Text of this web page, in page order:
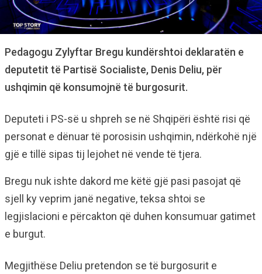
Pedagogu Zylyftar Bregu kundërshtoi deklaratën e
deputetit të Partisë Socialiste, Denis Deliu, për
ushqimin që konsumojnë të burgosurit.
Deputeti i PS-së u shpreh se në Shqipëri është risi që
personat e dënuar të porosisin ushqimin, ndërkohë një
gjë e tillë sipas tij lejohet në vende të tjera.
Bregu nuk ishte dakord me këtë gjë pasi pasojat që
sjell ky veprim janë negative, teksa shtoi se
legjislacioni e përcakton që duhen konsumuar gatimet
e burgut.
Megjithëse Deliu pretendon se të burgosurit e